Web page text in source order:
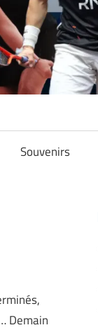
Souvenirs
Demain